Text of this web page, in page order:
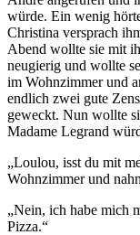
würde. Ein wenig
Christina versprach
Abend wollte sie mit
neugierig und wollte
im Wohnzimmer und
endlich zwei gute
geweckt. Nun wollte
Madame Legrand
„Loulou, isst du mit
Wohnzimmer und
„Nein, ich habe mich
Pizza.“